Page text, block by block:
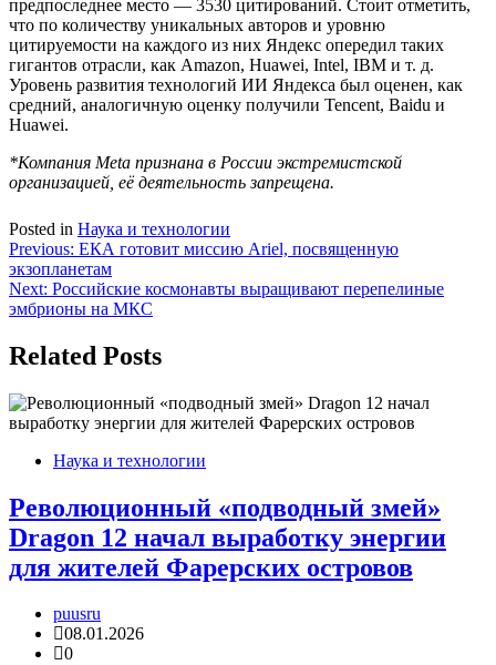
предпоследнее место — 3530 цитирований. Стоит отметить,
что по количеству уникальных авторов и уровню
цитируемости на каждого из них Яндекс опередил таких
гигантов отрасли, как Amazon, Huawei, Intel, IBM и т. д.
Уровень развития технологий ИИ Яндекса был оценен, как
средний, аналогичную оценку получили Tencent, Baidu и
Huawei.
*Компания Meta признана в России экстремистской
организацией, её деятельность запрещена.
Posted in Наука и технологии
Навигация
по
записям
Previous: ЕКА готовит миссию Ariel, посвященную
экзопланетам
Next: Российские космонавты выращивают перепелиные
эмбрионы на МКС
Related Posts
Наука и технологии
Революционный «подводный змей»
Dragon 12 начал выработку энергии
для жителей Фарерских островов
puusru
08.01.2026
0